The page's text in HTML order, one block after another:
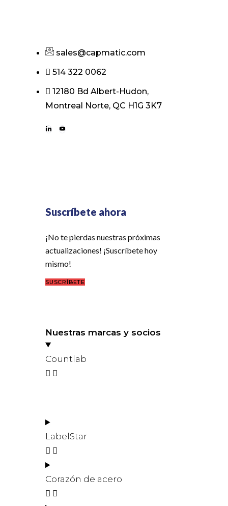
sales@capmatic.com
514 322 0062
12180 Bd Albert-Hudon,
Montreal Norte, QC H1G 3K7
Suscríbete ahora
¡No te pierdas nuestras próximas
actualizaciones! ¡Suscríbete hoy
mismo!
SUSCRÍBETE
Nuestras marcas y socios
Countlab
LabelStar
Corazón de acero